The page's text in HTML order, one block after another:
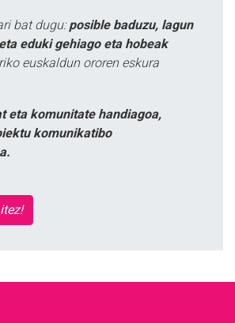
bat dugu: posible baduzu, lagun
eduki gehiago eta hobeak
euskaldun ororen eskura
eta komunitate handiagoa,
komunikatibo